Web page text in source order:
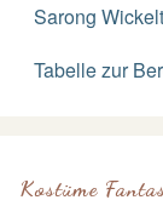
Sarong
Tabelle zur
Kostüme